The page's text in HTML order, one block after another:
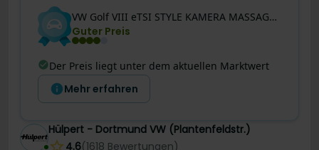
VW Golf VIII eTSI STYLE KAMERA MASSAGESITZE LED 17"
Guter Preis
Der Preis liegt unter dem aktuellen Marktwert
Mehr erfahren
Hülpert - Dortmund VW (Plantenfeldstr.)
4.6(1618 Bewertungen)